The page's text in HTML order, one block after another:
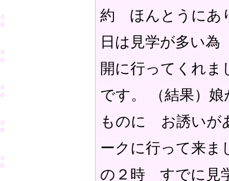
約 ほんとうにあ
日は見学が多い
開に行ってくれま
です。 （結果）
ものに お誘いが
ークに行って来ま
の２時 すでに見